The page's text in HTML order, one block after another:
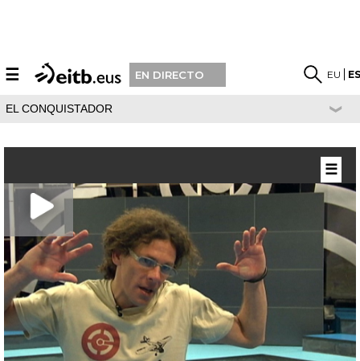
☰ EN DIRECTO EU
EL CONQUISTADOR
☰